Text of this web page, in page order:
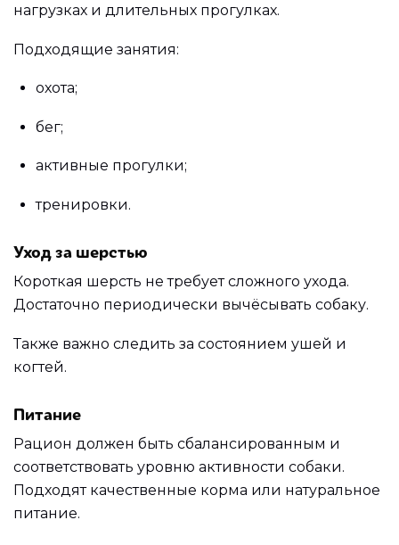
нагрузках и длительных прогулках.
Подходящие занятия:
охота;
бег;
активные прогулки;
тренировки.
Уход за шерстью
Короткая шерсть не требует сложного ухода.
Достаточно периодически вычёсывать собаку.
Также важно следить за состоянием ушей и
когтей.
Питание
Рацион должен быть сбалансированным и
соответствовать уровню активности собаки.
Подходят качественные корма или натуральное
питание.